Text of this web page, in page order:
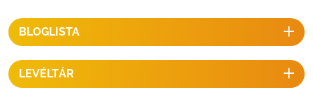
BLOGLISTA
LEVÉLTÁR